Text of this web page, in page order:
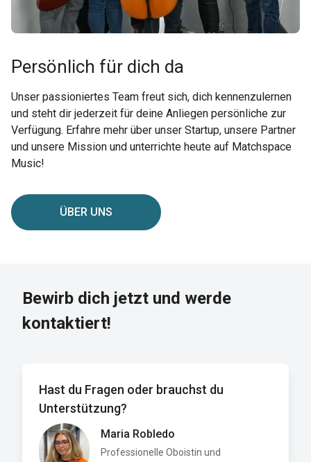
Persönlich für dich da
Unser passioniertes Team freut sich, dich kennenzulernen
und steht dir jederzeit für deine Anliegen persönliche zur
Verfügung. Erfahre mehr über unser Startup, unsere Partner
und unsere Mission und unterrichte heute auf Matchspace
Music!
ÜBER UNS
Bewirb dich jetzt und werde
kontaktiert!
Hast du Fragen oder brauchst du
Unterstützung?
Maria Robledo
Professionelle Oboistin und